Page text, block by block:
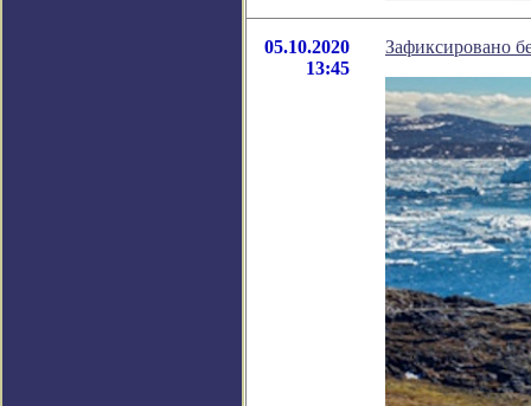
05.10.2020
13:45
Зафиксировано